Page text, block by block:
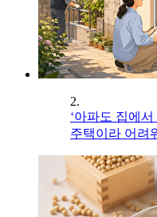
2.
‘아파도 집에
주택이라 어려